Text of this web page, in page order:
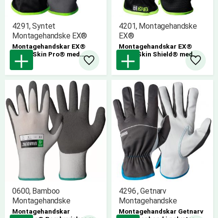
4291, Syntet
Montagehandske EX®
Montagehandskar EX®
MacroSkin Pro® med
ovanhand i polyester.
12st/bunt
pris/par
Lägg till i favoriter
4201, Montagehandske
EX®
Montagehandskar EX®
MicroSkin Shield® med
greppmönster. Ovanhand i
Polyester. Touch screen
kompatibla.
12st/bunt
pris/par
Lägg
0600, Bamboo
Montagehandske
Montagehandskar
4296 , Getnarv
Montagehandske
Montagehandskar Getnarv